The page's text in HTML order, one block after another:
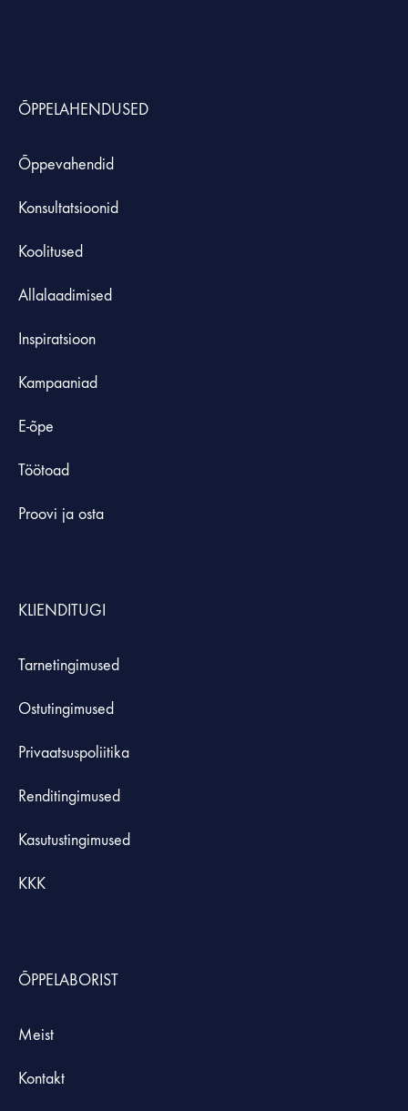
ÕPPELAHENDUSED
Õppevahendid
Konsultatsioonid
Koolitused
Allalaadimised
Inspiratsioon
Kampaaniad
E-õpe
Töötoad
Proovi ja osta
KLIENDITUGI
Tarnetingimused
Ostutingimused
Privaatsuspoliitika
Renditingimused
Kasutustingimused
KKK
ÕPPELABORIST
Meist
Kontakt